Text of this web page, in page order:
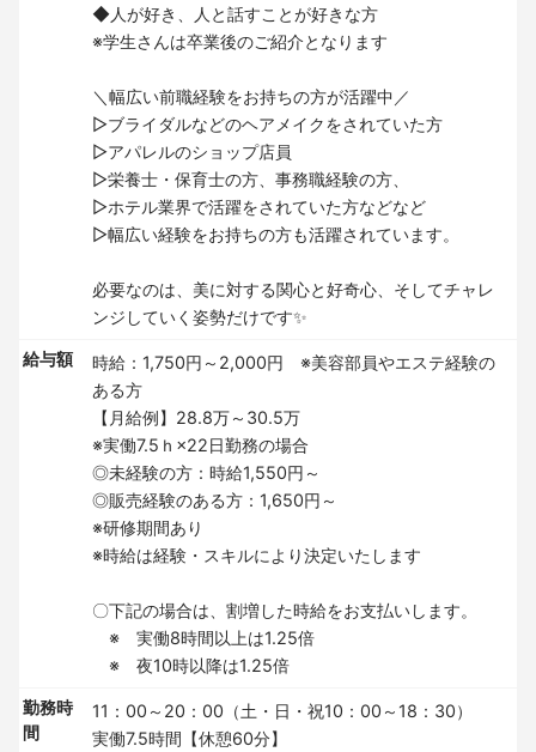
◆人が好き、人と話すことが好きな方
※学生さんは卒業後のご紹介となります
＼幅広い前職経験をお持ちの方が活躍中／
▷ブライダルなどのヘアメイクをされていた方
▷アパレルのショップ店員
▷栄養士・保育士の方、事務職経験の方、
▷ホテル業界で活躍をされていた方などなど
▷幅広い経験をお持ちの方も活躍されています。
必要なのは、美に対する関心と好奇心、そしてチャレ
ンジしていく姿勢だけです✨
給与額
時給：1,750円～2,000円 ※美容部員やエステ経験の
ある方
【月給例】28.8万～30.5万
※実働7.5ｈ×22日勤務の場合
◎未経験の方：時給1,550円～
◎販売経験のある方：1,650円～
※研修期間あり
※時給は経験・スキルにより決定いたします
〇下記の場合は、割増した時給をお支払いします。
※ 実働8時間以上は1.25倍
※ 夜10時以降は1.25倍
勤務時
間
11：00～20：00（土・日・祝10：00～18：30）
実働7.5時間【休憩60分】